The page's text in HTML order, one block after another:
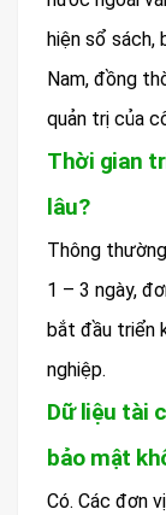
hiện sổ
Nam, đồng
quản trị của
Thời gian
lâu?
Thông
1 – 3 ngày,
bắt đầu triển
nghiệp.
Dữ liệu tài
bảo mật
Có. Các đơn